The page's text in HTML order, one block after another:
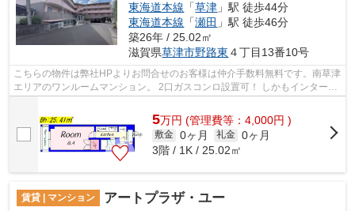
東海道本線 「草津 」駅 徒歩44分
東海道本線 「瀬田 」駅 徒歩46分
築26年 / 25.02㎡
滋賀県草津市野路東 ４丁目13番10号
こちらの物件は弊社HPよりお問合せのお客様は仲介手数料無料です。南草津
エリアのワンルームマンション。 2口ガスコンロ設置可！ しかもインターネ
5万円 (管理費等：4,000円 )
敷金 0ヶ月 礼金 0ヶ月
3階 / 1K / 25.02㎡
賃貸 | マンション アートプラザ・ユー